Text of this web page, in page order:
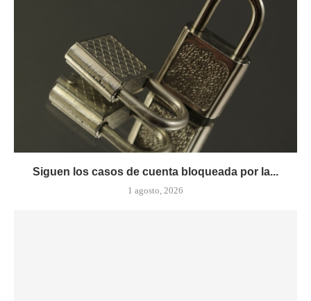
Siguen los casos de cuenta bloqueada por la...
1 agosto, 2026